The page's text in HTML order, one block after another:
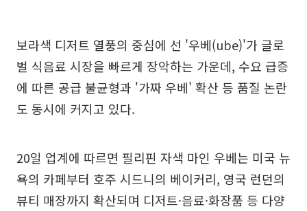
보라색 디저트 열풍의 중심에 선 '우베(ube)'가 글로
벌 식음료 시장을 빠르게 장악하는 가운데, 수요 급증
에 따른 공급 불균형과 '가짜 우베' 확산 등 품질 논란
도 동시에 커지고 있다.
20일 업계에 따르면 필리핀 자색 마인 우베는 미국 뉴
욕의 카페부터 호주 시드니의 베이커리, 영국 런던의
뷰티 매장까지 확산되며 디저트·음료·화장품 등 다양